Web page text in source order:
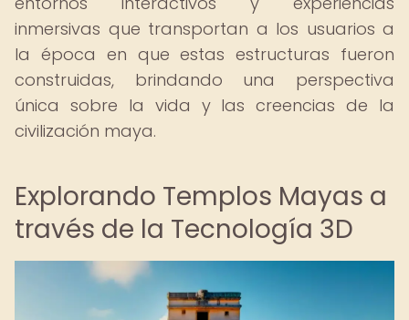
inmersivas que transportan a los usuarios a
la época en que estas estructuras fueron
construidas, brindando una perspectiva
única sobre la vida y las creencias de la
civilización maya.
Explorando Templos Mayas a
través de la Tecnología 3D